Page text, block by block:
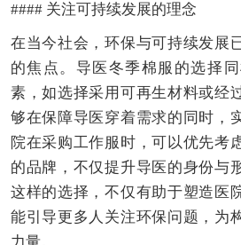
#### 关注可持续发展的理念
在当今社会，环保与可持续发展
的焦点。导医冬季棉服的选择
素，如选择采用可再生材料或经
够在保障导医穿着需求的同时，
院在采购工作服时，可以优先考
的品牌，不仅提升导医的身份与
这样的选择，不仅有助于塑造医
能引导更多人关注环保问题，为